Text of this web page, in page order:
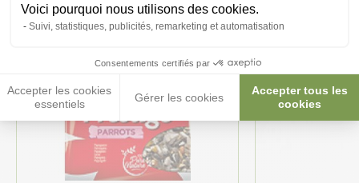
Voici pourquoi nous utilisons des cookies.
Suivi, statistiques, publicités, remarketing et automatisation
Consentements certifiés par
Accepter les cookies
essentiels
Gérer les cookies
Accepter tous les
cookies